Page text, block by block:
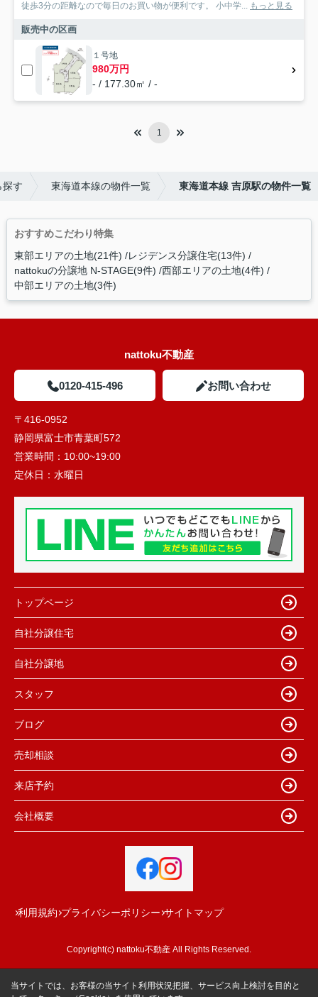
徒歩3分の距離なので毎日のお買い物が便利です。 小中学... もっと見る
販売中の区画
１号地
980万円
- / 177.30㎡ / -
1
探す 東海道本線の物件一覧 東海道本線 吉原駅の物件一覧
おすすめこだわり特集
東部エリアの土地(21件) レジデンス分譲住宅(13件)
nattokuの分譲地 N-STAGE(9件) 西部エリアの土地(4件)
中部エリアの土地(3件)
nattoku不動産
0120-415-496 お問い合わせ
〒416-0952
静岡県富士市青葉町572
営業時間： 10:00~19:00
定休日： 水曜日
トップページ
自社分譲住宅
自社分譲地
スタッフ
ブログ
売却相談
来店予約
会社概要
利用規約 プライバシーポリシー サイトマップ
Copyright(c) nattoku不動産 All Rights Reserved.
当サイトでは、お客様の当サイト利用状況把握、サービス向上検討を目的と